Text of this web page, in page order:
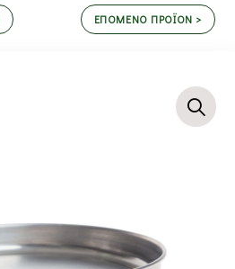
ΕΠΟΜΕΝΟ ΠΡΟΪΟΝ >